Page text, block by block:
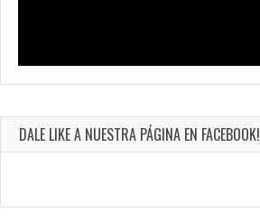
DALE LIKE A NUESTRA PÁGINA EN FACEBOOK!